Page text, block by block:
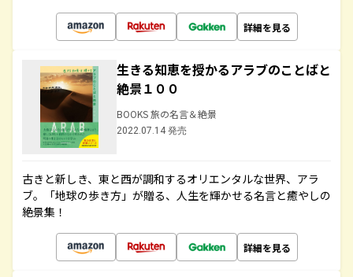
詳細を見る
生きる知恵を授かるアラブのことばと
絶景１００
BOOKS 旅の名言＆絶景
2022.07.14 発売
古きと新しき、東と西が調和するオリエンタルな世界、アラ
ブ。「地球の歩き方」が贈る、人生を輝かせる名言と癒やしの
絶景集！
詳細を見る